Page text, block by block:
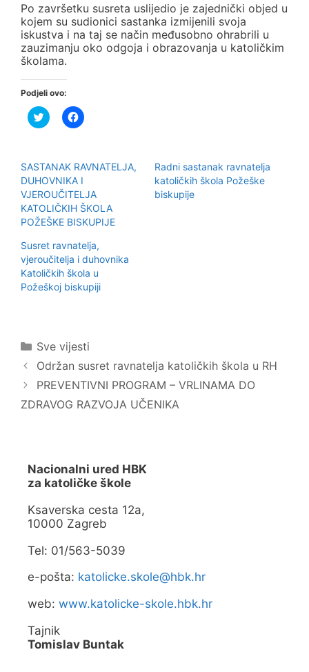
Po završetku susreta uslijedio je zajednički objed u
kojem su sudionici sastanka izmijenili svoja
iskustva i na taj se način međusobno ohrabrili u
zauzimanju oko odgoja i obrazovanja u katoličkim
školama.
Podjeli ovo:
P
o
e
l
i
n
a
T
w
i
t
e
r
u
(
O
t
e
n
v
m
p
u
)
K
l
m
p
o
d
i
j
e
l
t
e
n
a
F
a
u
O
v
r
a
v
o
m
o
z
o
u
)
SASTANAK RAVNATELJA,
DUHOVNIKA I
VJEROUČITELJA
KATOLIČKIH ŠKOLA
POŽEŠKE BISKUPIJE
Radni sastanak ravnatelja
katoličkih škola Požeške
biskupije
Susret ravnatelja,
vjeroučitelja i duhovnika
Katoličkih škola u
Požeškoj biskupiji
Kategorije
Sve vijesti
Održan susret ravnatelja katoličkih škola u RH
PREVENTIVNI PROGRAM – VRLINAMA DO
ZDRAVOG RAZVOJA UČENIKA
Nacionalni ured HBK
za katoličke škole
Ksaverska cesta 12a,
10000 Zagreb
Tel: 01/563-5039
e-pošta: katolicke.skole@hbk.hr
web: www.katolicke-skole.hbk.hr
Tajnik
Tomislav Buntak